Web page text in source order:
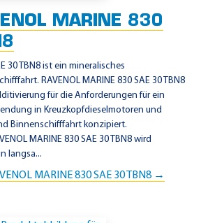
MARINE 830
30 TBN8 ist ein mineralisches
RAVENOL MARINE 830 SAE 30 TBN8
für die Anforderungen für ein
in Kreuzkopfdieselmotoren und
Binnenschifffahrt konzipiert.
MARINE 830 SAE 30 TBN8 wird
langsa...
MARINE 830 SAE 30 TBN8 →